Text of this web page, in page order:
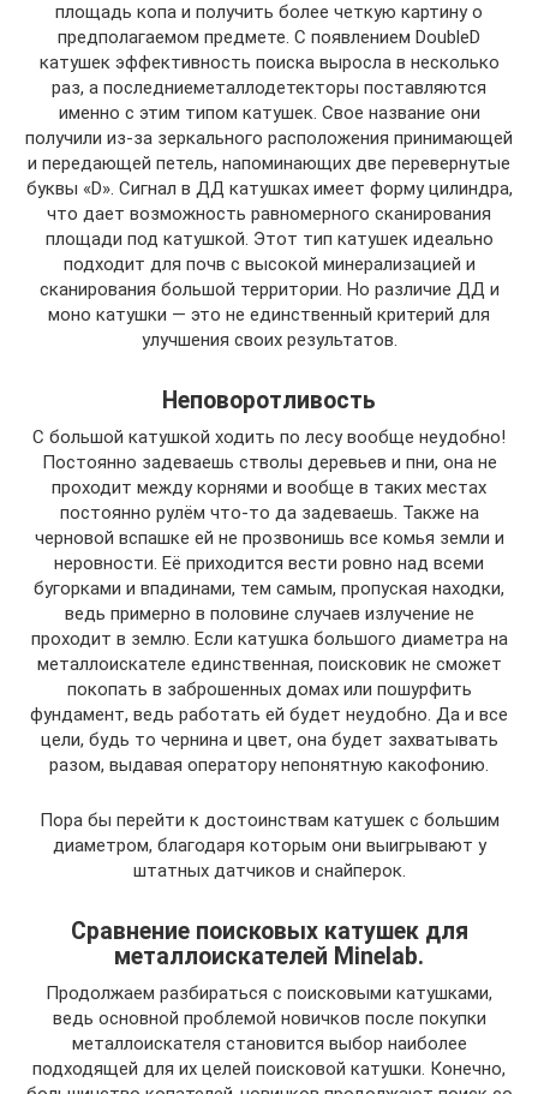
площадь копа и получить более четкую картину о
предполагаемом предмете. С появлением DoubleD
катушек эффективность поиска выросла в несколько
раз, а последниеметаллодетекторы поставляются
именно с этим типом катушек. Свое название они
получили из-за зеркального расположения принимающей
и передающей петель, напоминающих две перевернутые
буквы «D». Сигнал в ДД катушках имеет форму цилиндра,
что дает возможность равномерного сканирования
площади под катушкой. Этот тип катушек идеально
подходит для почв с высокой минерализацией и
сканирования большой территории. Но различие ДД и
моно катушки — это не единственный критерий для
улучшения своих результатов.
Неповоротливость
С большой катушкой ходить по лесу вообще неудобно!
Постоянно задеваешь стволы деревьев и пни, она не
проходит между корнями и вообще в таких местах
постоянно рулём что-то да задеваешь. Также на
черновой вспашке ей не прозвонишь все комья земли и
неровности. Её приходится вести ровно над всеми
бугорками и впадинами, тем самым, пропуская находки,
ведь примерно в половине случаев излучение не
проходит в землю. Если катушка большого диаметра на
металлоискателе единственная, поисковик не сможет
покопать в заброшенных домах или пошурфить
фундамент, ведь работать ей будет неудобно. Да и все
цели, будь то чернина и цвет, она будет захватывать
разом, выдавая оператору непонятную какофонию.
Пора бы перейти к достоинствам катушек с большим
диаметром, благодаря которым они выигрывают у
штатных датчиков и снайперок.
Сравнение поисковых катушек для
металлоискателей Minelab.
Продолжаем разбираться с поисковыми катушками,
ведь основной проблемой новичков после покупки
металлоискателя становится выбор наиболее
подходящей для их целей поисковой катушки. Конечно,